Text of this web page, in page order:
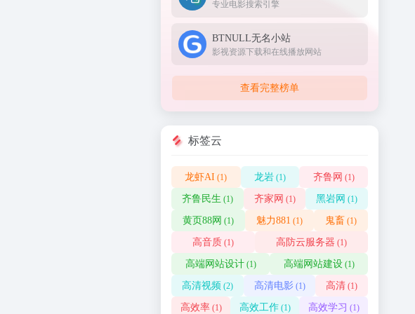
专业电影搜索引擎
BTNULL无名小站
影视资源下载和在线播放网站
查看完整榜单
标签云
龙虾AI (1) 龙岩 (1) 齐鲁网 (1)
齐鲁民生 (1) 齐家网 (1) 黑岩网 (1)
黄页88网 (1) 魅力881 (1) 鬼畜 (1)
高音质 (1) 高防云服务器 (1)
高端网站设计(1) 高端网站建设(1)
高清视频 (2) 高清电影 (1) 高清 (1)
高效率(1) 高效工作(1) 高效学习 (1)